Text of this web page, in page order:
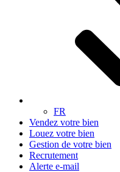
FR
Vendez votre bien
Louez votre bien
Gestion de votre bien
Recrutement
Alerte e-mail